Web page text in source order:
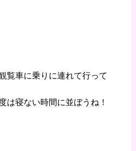
覧車に乗りに連れて行って
は寝ない時間に並ぼうね！